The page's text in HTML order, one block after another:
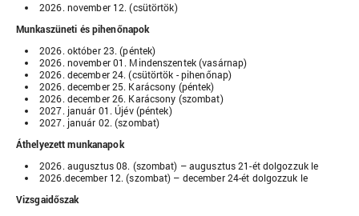
2026. november 12. (csütörtök)
Munkaszüneti és pihenőnapok
2026. október 23. (péntek)
2026. november 01. Mindenszentek (vasárnap)
2026. december 24. (csütörtök - pihenőnap)
2026. december 25. Karácsony (péntek)
2026. december 26. Karácsony (szombat)
2027. január 01. Újév (péntek)
2027. január 02. (szombat)
Áthelyezett munkanapok
2026. augusztus 08. (szombat) – augusztus 21-ét dolgozzuk le
2026.december 12. (szombat) – december 24-ét dolgozzuk le
Vizsgaidőszak